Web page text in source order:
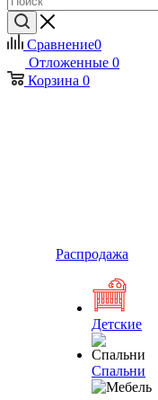
Сравнение0
Отложенные 0
Корзина 0
Распродажа
Детские
Спальни